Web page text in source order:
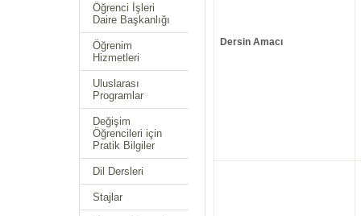
Öğrenci İşleri
Daire Başkanlığı
Öğrenim
Hizmetleri
Uluslarası
Programlar
Değişim
Öğrencileri için
Pratik Bilgiler
Dil Dersleri
Stajlar
Dersin Amacı